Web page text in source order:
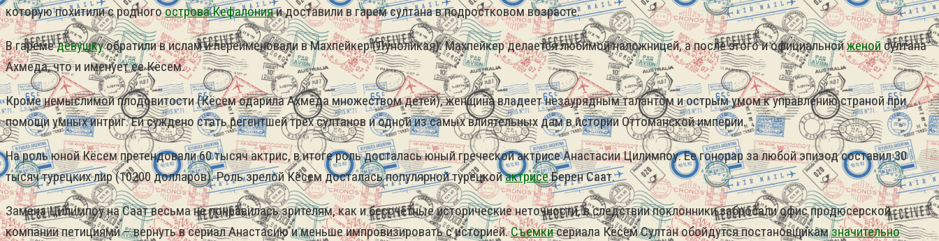
которую похитили с родногоострова Кефалонияи доставили в гарем султана в подростковом возрасте.
В гаремедевушкуобратили в ислам и переименовали в Махпейкер (Луноликая). Махпейкер делается любимой наложницей, а после этого и официальнойженойсултана
Ахмеда, что и именует ее Кёсем.
Кроме немыслимой плодовитости (Кёсем одарила Ахмеда множеством детей), женщина владеет незаурядным талантом и острым умом к управлению страной при
помощи умных интриг. Ей суждено стать регентшей трех султанов и одной из самых влиятельных дам в истории Оттоманской империи.
На роль юной Кёсем претендовали 60 тысяч актрис, в итоге роль досталась юный греческой актрисе Анастасии Цилимпоу. Ее гонорар за любой эпизод составил 30
тысяч турецких лир (10200 долларов). Роль зрелой Кёсем досталась популярной турецкойактрисеБерен Саат.
Замена Цилимпоу на Саат весьма не понравилась зрителям, как и бессчётные исторические неточности, в следствии поклонники забросали офис продюсерской
компании петициями – вернуть в сериал Анастасию и меньше импровизировать с историей.Съемкисериала Кёсем Султан обойдутся постановщикамзначительно